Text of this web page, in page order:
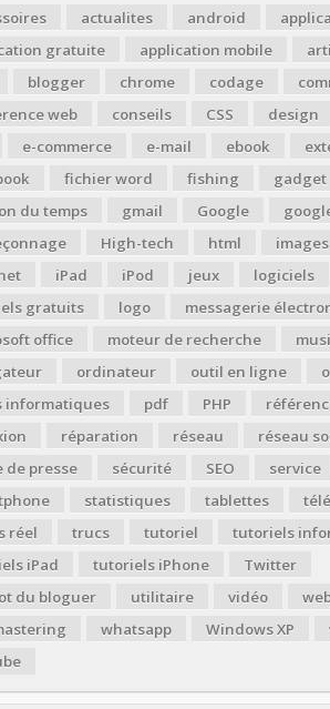
actualites android
gratuite
application mobile
blogger
chrome codage
web
conseils CSS design
e-commerce
e-mail ebook
fichier word fishing
gadget
du temps
gmail Google
High-tech html images
iPad iPod jeux
logiciels
gratuits
logo
messagerie
office
moteur de recherche
ordinateur outil en ligne
informatiques
pdf PHP
réparation réseau
réseau
de presse
sécurité SEO service
statistiques tablettes
réel
trucs tutoriel
tutoriels
iPad
tutoriels iPhone
Twitter
du bloguer
utilitaire vidéo
whatsapp Windows XP